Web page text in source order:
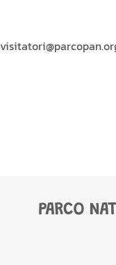
PARCO